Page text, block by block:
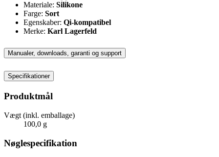
Materiale: Silikone
Farge: Sort
Egenskaber: Qi-kompatibel
Merke: Karl Lagerfeld
Manualer, downloads, garanti og support
Specifikationer
Produktmål
Vægt (inkl. emballage)
100,0 g
Nøglespecifikation